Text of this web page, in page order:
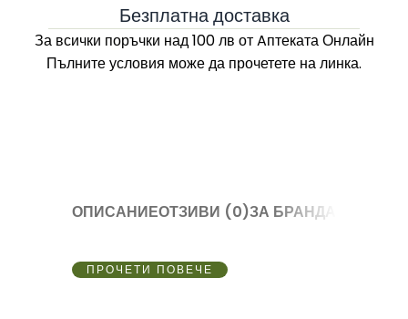
Безплатна доставка
За всички поръчки над 100 лв от Aптеката Онлайн
Пълните условия може да прочетете на линка.
ОПИСАНИЕОТЗИВИ (0)ЗА БРАНДА
ПРОЧЕТИ ПОВЕЧЕ